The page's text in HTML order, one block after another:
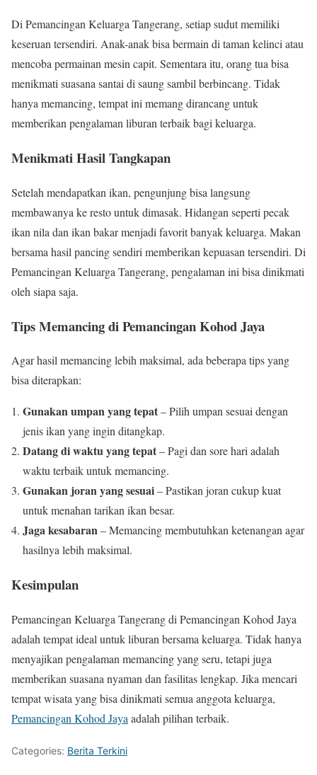
Di Pemancingan Keluarga Tangerang, setiap sudut memiliki
keseruan tersendiri. Anak-anak bisa bermain di taman kelinci atau
mencoba permainan mesin capit. Sementara itu, orang tua bisa
menikmati suasana santai di saung sambil berbincang. Tidak
hanya memancing, tempat ini memang dirancang untuk
memberikan pengalaman liburan terbaik bagi keluarga.
Menikmati Hasil Tangkapan
Setelah mendapatkan ikan, pengunjung bisa langsung
membawanya ke resto untuk dimasak. Hidangan seperti pecak
ikan nila dan ikan bakar menjadi favorit banyak keluarga. Makan
bersama hasil pancing sendiri memberikan kepuasan tersendiri. Di
Pemancingan Keluarga Tangerang, pengalaman ini bisa dinikmati
oleh siapa saja.
Tips Memancing di Pemancingan Kohod Jaya
Agar hasil memancing lebih maksimal, ada beberapa tips yang
bisa diterapkan:
Gunakan umpan yang tepat– Pilih umpan sesuai dengan
jenis ikan yang ingin ditangkap.
Datang di waktu yang tepat– Pagi dan sore hari adalah
waktu terbaik untuk memancing.
Gunakan joran yang sesuai– Pastikan joran cukup kuat
untuk menahan tarikan ikan besar.
Jaga kesabaran– Memancing membutuhkan ketenangan agar
hasilnya lebih maksimal.
Kesimpulan
Pemancingan Keluarga Tangerang di Pemancingan Kohod Jaya
adalah tempat ideal untuk liburan bersama keluarga. Tidak hanya
menyajikan pengalaman memancing yang seru, tetapi juga
memberikan suasana nyaman dan fasilitas lengkap. Jika mencari
tempat wisata yang bisa dinikmati semua anggota keluarga,
Pemancingan Kohod Jaya adalah pilihan terbaik.
Categories: Berita Terkini